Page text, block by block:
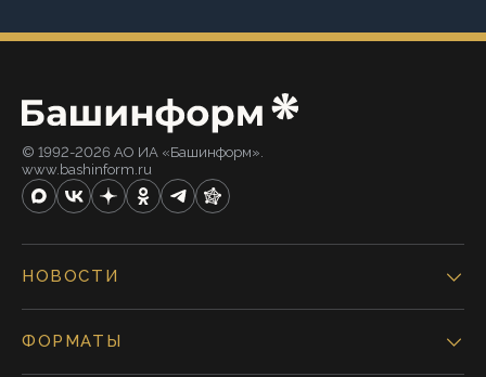
© 1992-2026 АО ИА «Башинформ».
www.bashinform.ru
НОВОСТИ
ФОРМАТЫ